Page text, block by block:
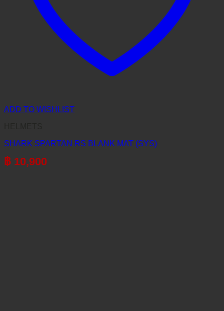
ADD TO WISHLIST
SHARK SPARTAN RS BLANK MAT (SYS)
฿ 10,900